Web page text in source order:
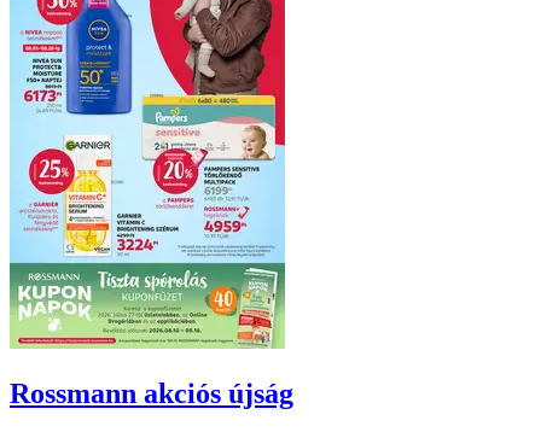
Rossmann akciós újság